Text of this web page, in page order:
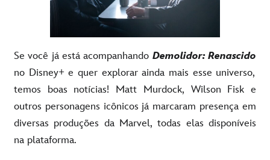
Se você já está acompanhando Demolidor: Renascido
no Disney+ e quer explorar ainda mais esse universo,
temos boas notícias! Matt Murdock, Wilson Fisk e
outros personagens icônicos já marcaram presença em
diversas produções da Marvel, todas elas disponíveis
na plataforma.